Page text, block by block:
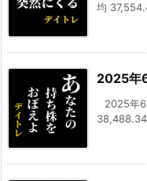
均
2025年
2025年